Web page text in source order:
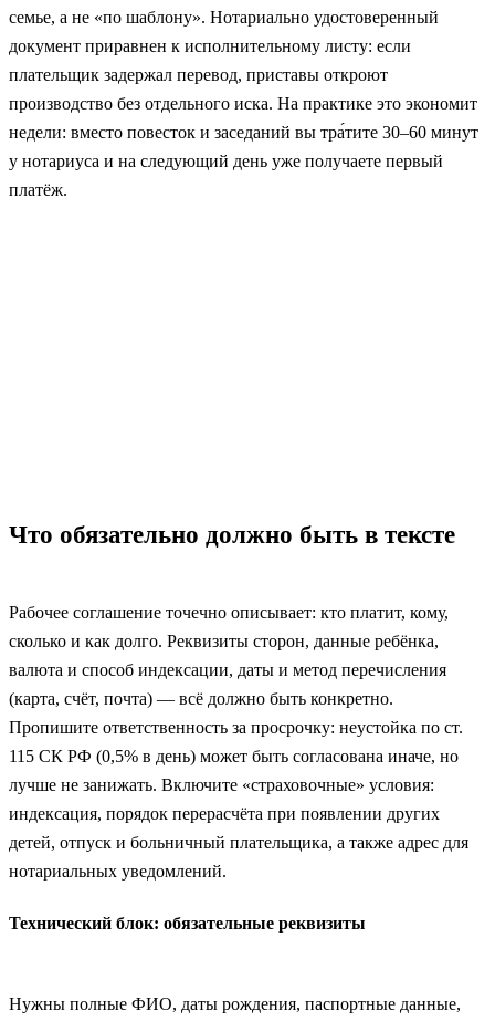
семье, а не «по шаблону». Нотариально удостоверенный
документ приравнен к исполнительному листу: если
плательщик задержал перевод, приставы откроют
производство без отдельного иска. На практике это экономит
недели: вместо повесток и заседаний вы тра́тите 30–60 минут
у нотариуса и на следующий день уже получаете первый
платёж.
Что обязательно должно быть в тексте
Рабочее соглашение точечно описывает: кто платит, кому,
сколько и как долго. Реквизиты сторон, данные ребёнка,
валюта и способ индексации, даты и метод перечисления
(карта, счёт, почта) — всё должно быть конкретно.
Пропишите ответственность за просрочку: неустойка по ст.
115 СК РФ (0,5% в день) может быть согласована иначе, но
лучше не занижать. Включите «страховочные» условия:
индексация, порядок перерасчёта при появлении других
детей, отпуск и больничный плательщика, а также адрес для
нотариальных уведомлений.
Технический блок: обязательные реквизиты
Нужны полные ФИО, даты рождения, паспортные данные,